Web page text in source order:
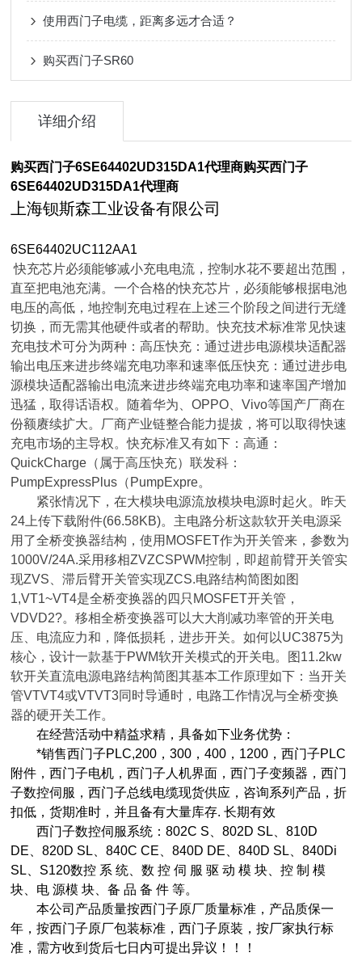
使用西门子电缆，距离多远才合适？
购买西门子SR60
详细介绍
购买西门子6SE64402UD315DA1代理商购买西门子
6SE64402UD315DA1代理商
上海钡斯森工业设备有限公司
6SE64402UC112AA1
快充芯片必须能够减小充电电流，控制水花不要超出范围，
直至把电池充满。一个合格的快充芯片，必须能够根据电池
电压的高低，地控制充电过程在上述三个阶段之间进行无缝
切换，而无需其他硬件或者的帮助。快充技术标准常见快速
充电技术可分为两种：高压快充：通过进步电源模块适配器
输出电压来进步终端充电功率和速率低压快充：通过进步电
源模块适配器输出电流来进步终端充电功率和速率国产增加
迅猛，取得话语权。随着华为、OPPO、Vivo等国产厂商在
份额赓续扩大。厂商产业链整合能力提拔，将可以取得快速
充电市场的主导权。快充标准又有如下：高通：
QuickCharge（属于高压快充）联发科：
PumpExpressPlus（PumpExpre。
紧张情况下，在大模块电源流放模块电源时起火。昨天
24上传下载附件(66.58KB)。主电路分析这款软开关电源采
用了全桥变换器结构，使用MOSFET作为开关管来，参数为
1000V/24A.采用移相ZVZCSPWM控制，即超前臂开关管实
现ZVS、滞后臂开关管实现ZCS.电路结构简图如图
1,VT1~VT4是全桥变换器的四只MOSFET开关管，
VDVD2?。移相全桥变换器可以大大削减功率管的开关电
压、电流应力和，降低损耗，进步开关。如何以UC3875为
核心，设计一款基于PWM软开关模式的开关电。图11.2kw
软开关直流电源电路结构简图其基本工作原理如下：当开关
管VTVT4或VTVT3同时导通时，电路工作情况与全桥变换
器的硬开关工作。
在经营活动中精益求精，具备如下业务优势：
*销售西门子PLC,200，300，400，1200，西门子PLC
附件，西门子电机，西门子人机界面，西门子变频器，西门
子数控伺服，西门子总线电缆现货供应，咨询系列产品，折
扣低，货期准时，并且备有大量库存. 长期有效
西门子数控伺服系统：802C S、802D SL、810D
DE、820D SL、840C CE、840D DE、840D SL、840Di
SL、S120数控 系 统、数 控 伺 服 驱 动 模 块、控 制 模
块、电 源模 块、备 品 备 件 等。
本公司产品质量按西门子原厂质量标准，产品质保一
年，按西门子原厂包装标准，西门子原装，按厂家执行标
准，需方收到货后七日内可提出异议！！！